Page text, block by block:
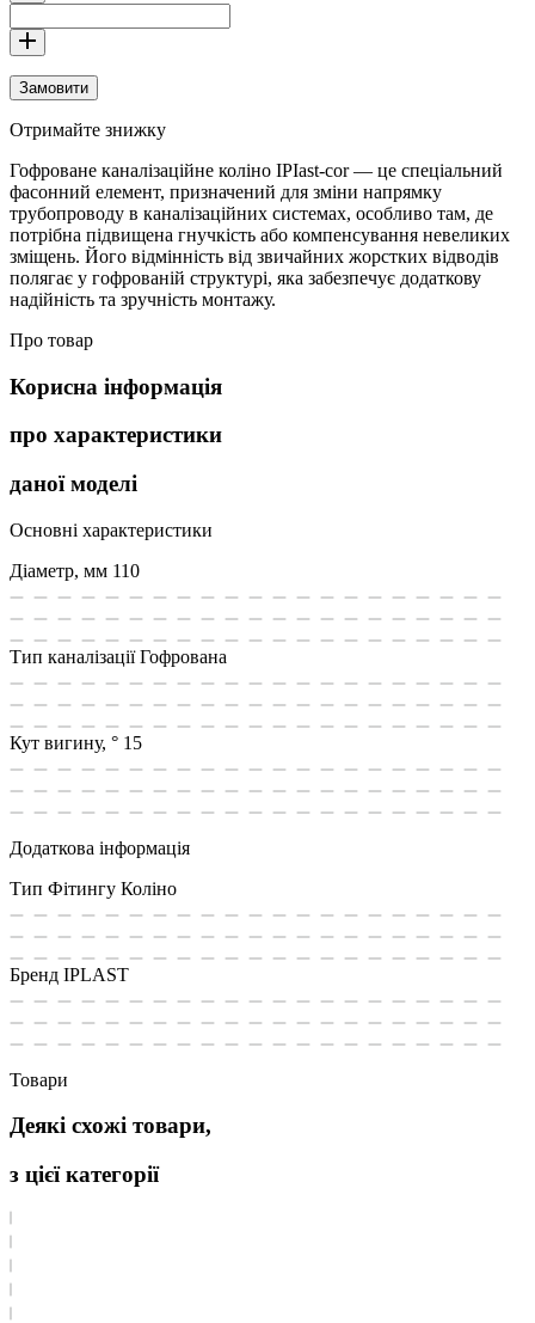
Замовити
Отримайте знижку
Гофроване каналізаційне коліно IPIast-cor — це спеціальний
фасонний елемент, призначений для зміни напрямку
трубопроводу в каналізаційних системах, особливо там, де
потрібна підвищена гнучкість або компенсування невеликих
зміщень. Його відмінність від звичайних жорстких відводів
полягає у гофрованій структурі, яка забезпечує додаткову
надійність та зручність монтажу.
Про товар
Корисна інформація
про характеристики
даної моделі
Основні характеристики
Діаметр, мм 110
Тип каналізації Гофрована
Кут вигину, ° 15
Додаткова інформація
Тип Фітингу Коліно
Бренд IPLAST
Товари
Деякі схожі товари,
з цієї категорії